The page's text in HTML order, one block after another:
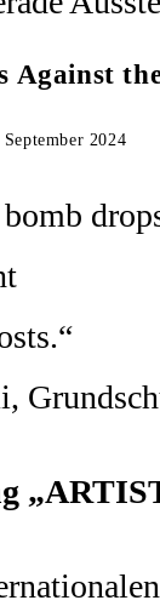
Against
September 2024